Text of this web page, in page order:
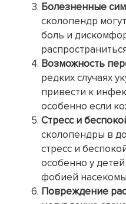
Болезненные
сколопендр
боль и
Возможность
редких случаях
привести к
особенно если
Стресс и
сколопендры в
стресс и
особенно у
фобией
Повреждение